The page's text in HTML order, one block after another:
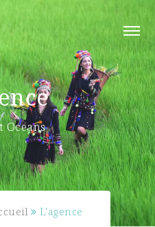
Oceans
L'agence